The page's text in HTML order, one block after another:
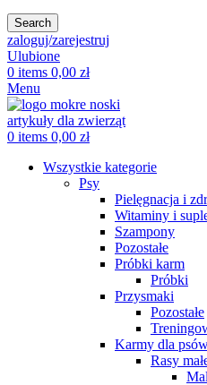
Search
zaloguj/zarejestruj
Ulubione
0 items 0,00 zł
Menu
0 items 0,00 zł
Wszystkie kategorie
Psy
Pielęgnacja i
Witaminy i
Szampony
Pozostałe
Próbki karm
Próbki
Przysmaki
Pozostałe
Karmy dla
Rasy